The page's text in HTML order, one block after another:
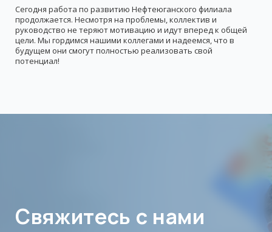
Сегодня работа по развитию Нефтеюганского филиала
продолжается. Несмотря на проблемы, коллектив и
руководство не теряют мотивацию и идут вперед к общей
цели. Мы гордимся нашими коллегами и надеемся, что в
будущем они смогут полностью реализовать свой
потенциал!
Свяжитесь с нами